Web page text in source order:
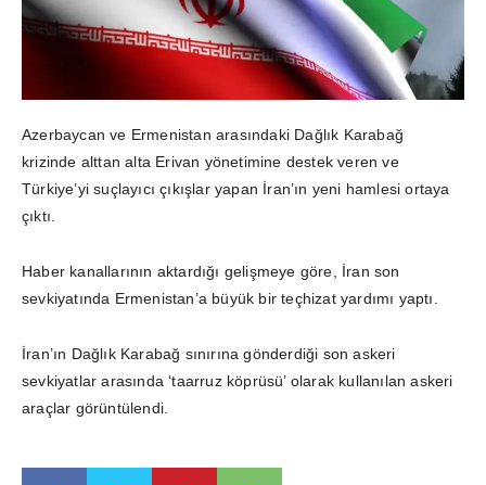
Azerbaycan ve Ermenistan arasındaki Dağlık Karabağ
krizinde alttan alta Erivan yönetimine destek veren ve
Türkiye’yi suçlayıcı çıkışlar yapan İran’ın yeni hamlesi ortaya
çıktı.
Haber kanallarının aktardığı gelişmeye göre, İran son
sevkiyatında Ermenistan’a büyük bir teçhizat yardımı yaptı.
İran’ın Dağlık Karabağ sınırına gönderdiği son askeri
sevkiyatlar arasında ‘taarruz köprüsü’ olarak kullanılan askeri
araçlar görüntülendi.